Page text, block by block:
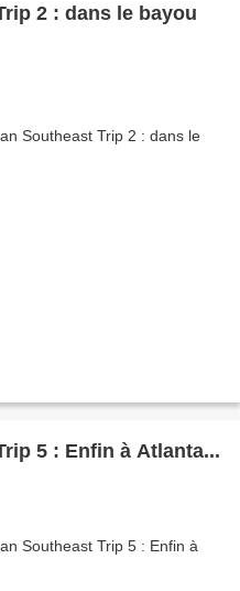
2 : dans le bayou
5 : Enfin à Atlanta...